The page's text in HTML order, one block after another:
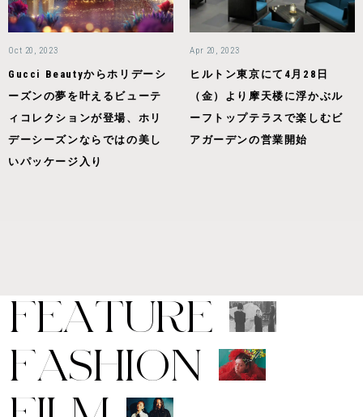
Oct 20, 2023
Gucci Beautyからホリデーシ
ーズンの夢を叶えるビューテ
ィコレクションが登場、ホリ
デーシーズンならではの美し
いパッケージ入り
Apr 20, 2023
ヒルトン東京にて4月28日
（金）より摩天楼に浮かぶル
ーフトップテラスで楽しむビ
アガーデンの営業開始
FEATURE
FASHION